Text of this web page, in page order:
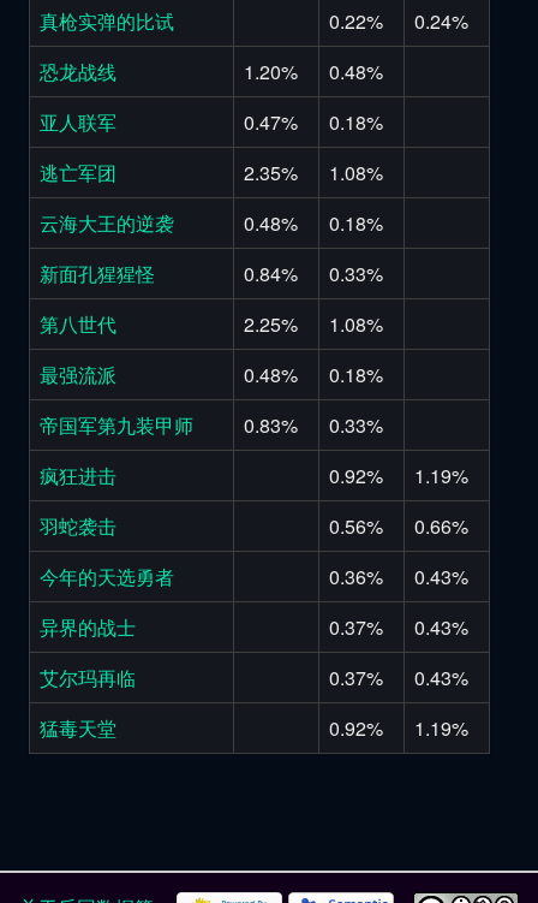
真枪实弹的比试
0.22%
0.24%
恐龙战线
1.20%
0.48%
亚人联军
0.47%
0.18%
逃亡军团
2.35%
1.08%
云海大王的逆袭
0.48%
0.18%
新面孔猩猩怪
0.84%
0.33%
第八世代
2.25%
1.08%
最强流派
0.48%
0.18%
帝国军第九装甲师
0.83%
0.33%
疯狂进击
0.92%
1.19%
羽蛇袭击
0.56%
0.66%
今年的天选勇者
0.36%
0.43%
异界的战士
0.37%
0.43%
艾尔玛再临
0.37%
0.43%
猛毒天堂
0.92% 1.19%